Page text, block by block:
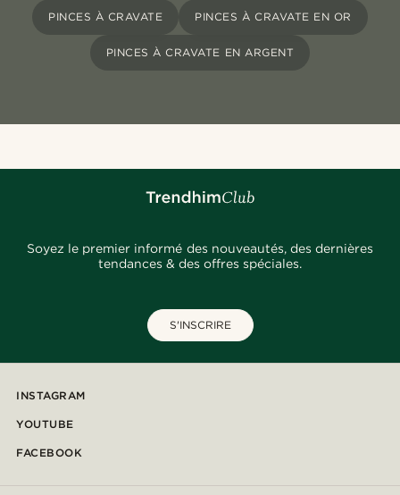
PINCES À CRAVATE PINCES À CRAVATE EN OR
PINCES À CRAVATE EN ARGENT
Soyez le premier informé des nouveautés, des dernières
tendances & des offres spéciales.
S'INSCRIRE
INSTAGRAM
YOUTUBE
FACEBOOK